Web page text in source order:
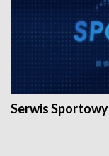
Serwis Sportowy